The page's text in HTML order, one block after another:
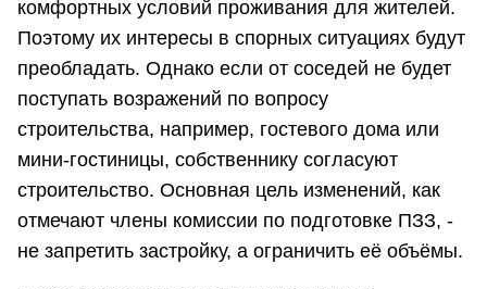
комфортных условий проживания для жителей.
Поэтому их интересы в спорных ситуациях будут
преобладать. Однако если от соседей не будет
поступать возражений по вопросу
строительства, например, гостевого дома или
мини-гостиницы, собственнику согласуют
строительство. Основная цель изменений, как
отмечают члены комиссии по подготовке ПЗЗ, -
не запретить застройку, а ограничить её объёмы.